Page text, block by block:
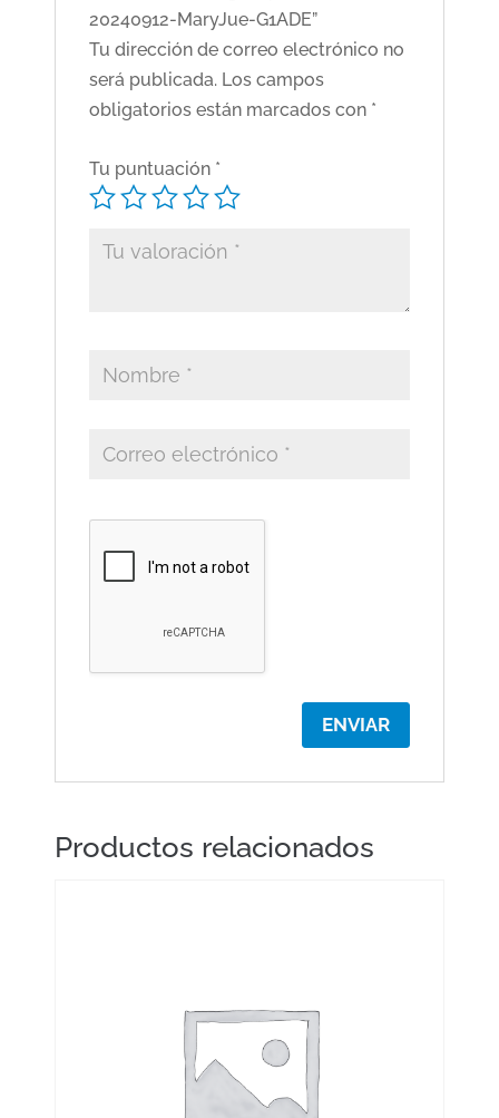
20240912-MaryJue-G1ADE”
Tu dirección de correo electrónico no
será publicada. Los campos
obligatorios están marcados con *
Tu puntuación *
Productos relacionados